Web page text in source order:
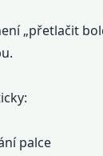
„přetlačit
palce